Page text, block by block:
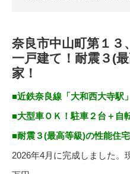
奈良市中山町第１３
一戸建て！耐震３(
家！
■近鉄奈良線「大和西大寺駅
■大型車ＯＫ！駐車２台＋自
■耐震３(最高等級)の性能住
2026年4月に完成しました。